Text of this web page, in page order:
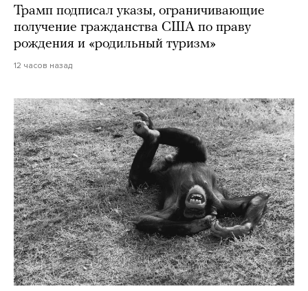
Трамп подписал указы, ограничивающие
получение гражданства США по праву
рождения и «родильный туризм»
12 часов назад